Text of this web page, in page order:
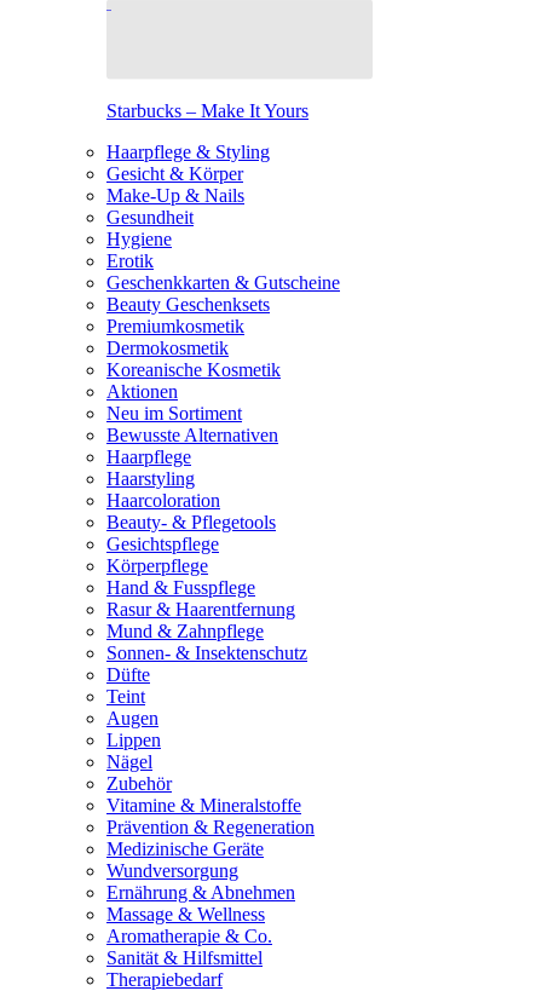
Starbucks – Make It Yours
Haarpflege & Styling
Gesicht & Körper
Make-Up & Nails
Gesundheit
Hygiene
Erotik
Geschenkkarten & Gutscheine
Beauty Geschenksets
Premiumkosmetik
Dermokosmetik
Koreanische Kosmetik
Aktionen
Neu im Sortiment
Bewusste Alternativen
Haarpflege
Haarstyling
Haarcoloration
Beauty- & Pflegetools
Gesichtspflege
Körperpflege
Hand & Fusspflege
Rasur & Haarentfernung
Mund & Zahnpflege
Sonnen- & Insektenschutz
Düfte
Teint
Augen
Lippen
Nägel
Zubehör
Vitamine & Mineralstoffe
Prävention & Regeneration
Medizinische Geräte
Wundversorgung
Ernährung & Abnehmen
Massage & Wellness
Aromatherapie & Co.
Sanität & Hilfsmittel
Therapiebedarf